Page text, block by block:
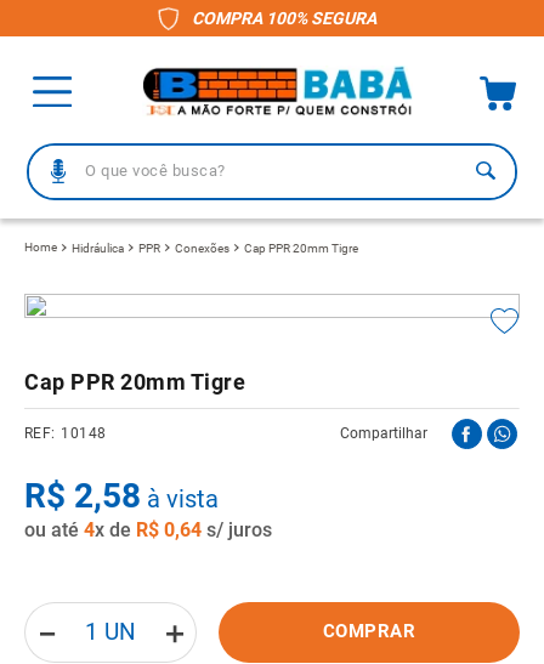
COMPRA 100% SEGURA
O que você busca?
Hidráulica PPR Conexões Cap PPR 20mm Tigre
Cap PPR 20mm Tigre
10148 Compartilhar
R$ 2,58 à vista
ou até 4x de R$ 0,64 s/ juros
＋
－ COMPRAR
2º porcelanato
4
5 gabinete banheiro
6º telha fibrocimento
7º revestimento
vaso sanitario caixa acoplada